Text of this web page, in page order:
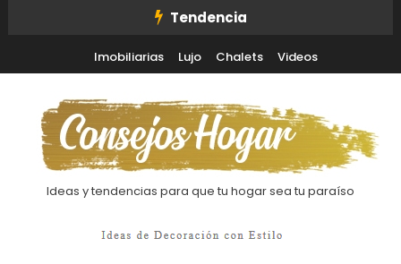
Tendencia
Imobiliarias Lujo Chalets Videos
Ideas y tendencias para que tu hogar sea tu paraíso